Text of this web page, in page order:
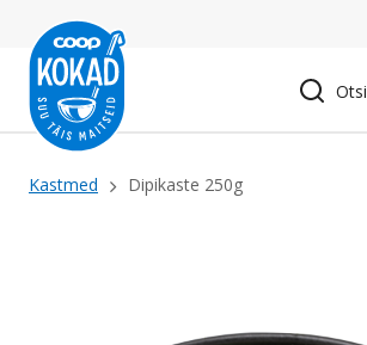
edasi
põhisisu
juurde
Otsi
Leivapuru
Kastmed Dipikaste 250g